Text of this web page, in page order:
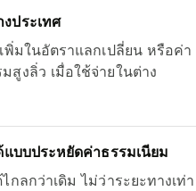
ประเทศ
พิ่มในอัตราแลกเปลี่ยน หรือค่า
สูงลิ่ว เมื่อใช้จ่ายในต่าง
แบบประหยัดค่าธรรมเนียม
กลกว่าเดิม ไม่ว่าระยะทางเท่า